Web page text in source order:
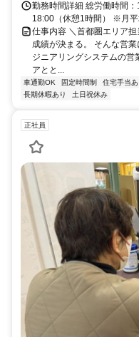
勤務時間詳細 総労働時間
18:00（休憩1時間） ※月平
仕事内容 ＼首都圏エリア
成績が決まる。 そんな営
ジニアリングシステムの営
アとと...
車通勤OK 固定時間制 住宅手当あ
長期休暇あり
土日祝休み
正社員